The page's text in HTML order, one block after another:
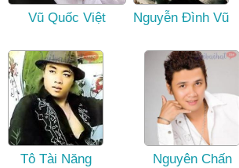
Vũ Quốc Việt Nguyễn Đình Vũ
Tô Tài Năng
Nguyên Chấn